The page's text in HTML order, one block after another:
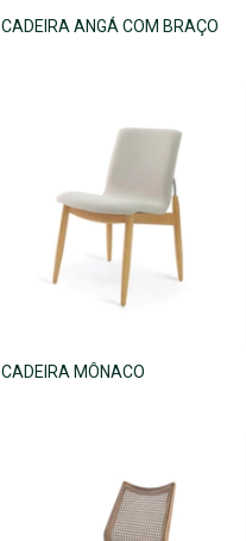
CADEIRA ANGÁ COM BRAÇO
CADEIRA MÔNACO